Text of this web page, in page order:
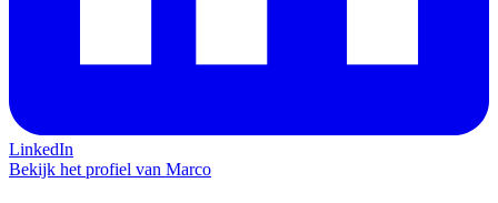
LinkedIn
Bekijk het profiel van Marco